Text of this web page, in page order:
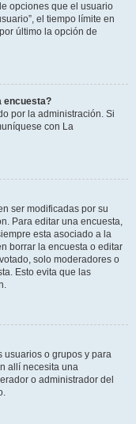
opciones que el usuario
el tiempo límite en
último la opción de
encuesta?
por la administración. Si
con La
ser modificadas por su
Para editar una encuesta,
esta asociado a la
borrar la encuesta o editar
solo moderadores o
Esto evita que las
usuarios o grupos y para
allí necesita una
o administrador del